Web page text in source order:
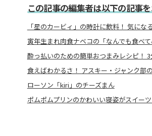
この記事の編集者は以下の記事
「星のカービィ」の時計に飲料！ 気にな
寅年生まれ肉食ナベコの「なんでも食べて
酔っ払いのための簡単おつまみレシピ！ 3
食えばわかるさ！ アスキー・ジャンク部
ローソン「kiri」のチーズまん
ポムポムプリンのかわいい寝姿がスイー